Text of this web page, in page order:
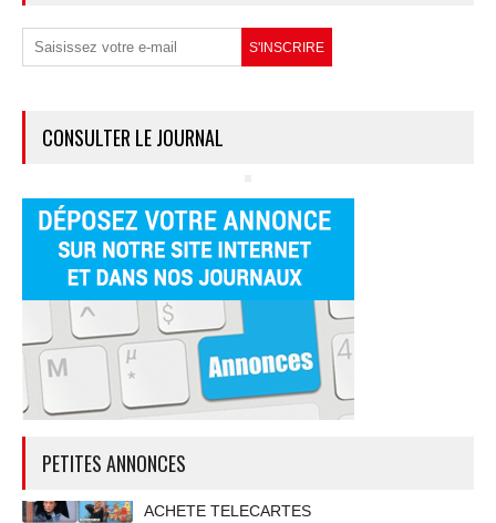
CONSULTER LE JOURNAL
PETITES ANNONCES
ACHETE TELECARTES